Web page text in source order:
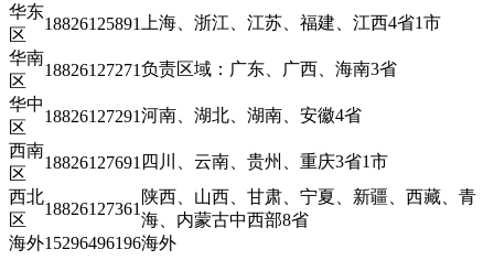
华东
区
18826125891
上海、浙江、江苏、福建、江西4省1市
华南
区
18826127271负责区域：广东、广西、海南3省
华中
区
18826127291河南、湖北、湖南、安徽4省
西南
区
18826127691 四川、云南、贵州、重庆3省1市
西北
区
18826127361
陕西、山西、甘肃、宁夏、新疆、西藏、青
海、内蒙古中西部8省
海外15296496196海外